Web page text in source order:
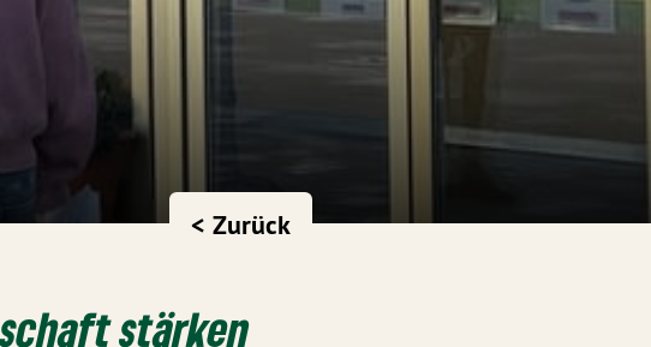
< Zurück
stärken